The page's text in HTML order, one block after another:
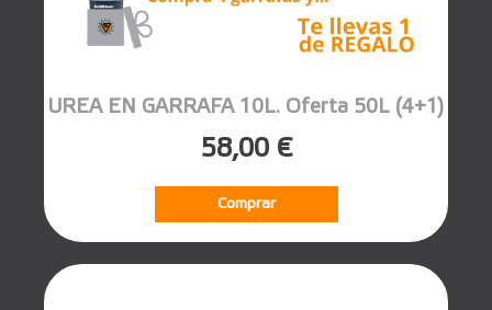
UREA EN GARRAFA 10L. Oferta 50L (4+1)
58,00 €
Comprar